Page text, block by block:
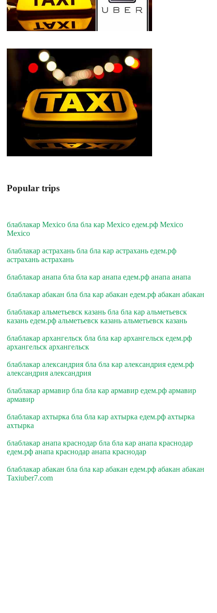
Popular trips
блаблакар Mexico бла бла кар Mexico едем.рф Mexico
Mexico
блаблакар астрахань бла бла кар астрахань едем.рф
астрахань астрахань
блаблакар анапа бла бла кар анапа едем.рф анапа анапа
блаблакар абакан бла бла кар абакан едем.рф абакан абакан
блаблакар альметьевск казань бла бла кар альметьевск
казань едем.рф альметьевск казань альметьевск казань
блаблакар архангельск бла бла кар архангельск едем.рф
архангельск архангельск
блаблакар александрия бла бла кар александрия едем.рф
александрия александрия
блаблакар армавир бла бла кар армавир едем.рф армавир
армавир
блаблакар ахтырка бла бла кар ахтырка едем.рф ахтырка
ахтырка
блаблакар анапа краснодар бла бла кар анапа краснодар
едем.рф анапа краснодар анапа краснодар
блаблакар абакан бла бла кар абакан едем.рф абакан абакан
Taxiuber7.com